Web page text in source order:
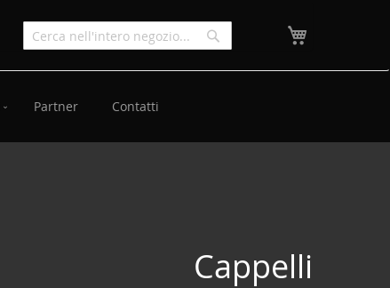
Partner Contatti
Cappelli